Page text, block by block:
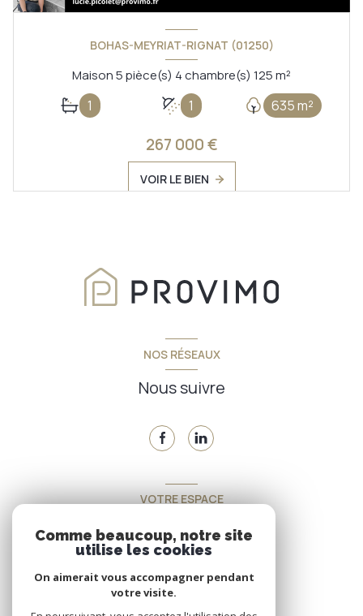
BOHAS-MEYRIAT-RIGNAT (01250)
Maison 5 pièce(s) 4 chambre(s) 125 m²
1 1 635 m²
267 000 €
VOIR LE BIEN
NOS RÉSEAUX
Nous suivre
VOTRE ESPACE
Espace propriétaire
SE CONNECTER
Comme beaucoup, notre site
utilise les cookies
On aimerait vous accompagner pendant
votre visite.